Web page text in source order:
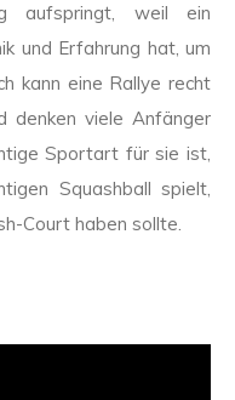
aufspringt, weil ein
und Erfahrung hat, um
kann eine Rallye recht
denken viele Anfänger
Sportart für sie ist,
Squashball spielt,
Court haben sollte.